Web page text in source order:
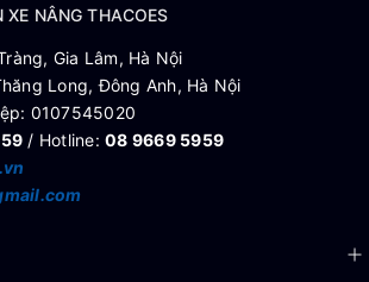
NÂNG THACOES
Gia Lâm, Hà Nội
Long, Đông Anh, Hà Nội
0107545020
/ Hotline: 08 9669 5959